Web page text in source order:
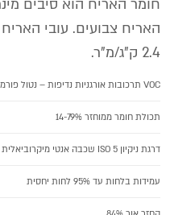
2.4 ק"ג/מ"ר.
VOC תרכובות אורגניות נדיפות – נטול פורמלדהיד
תכולת חומר ממוחזר 14-79%
דרגת ניקיון ISO 5 שכבה אנטי מיקרוביאלית (פונגיצידית) כנגד בקטריות, עובש וטחב
עמידות בלחות עד 95% לחות יחסית